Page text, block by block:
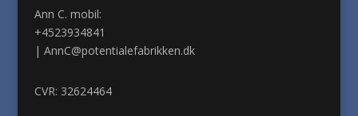
Ann C. mobil:
+4523934841
| AnnC@potentialefabrikken.dk
CVR: 32624464